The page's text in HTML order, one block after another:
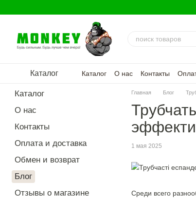
Каталог Каталог О нас Контакты
Главная Блог
1 мая 2025
Среди всего
Каталог
О нас
Контакты
Оплата и доставка
Обмен и возврат
Блог
Отзывы о магазине